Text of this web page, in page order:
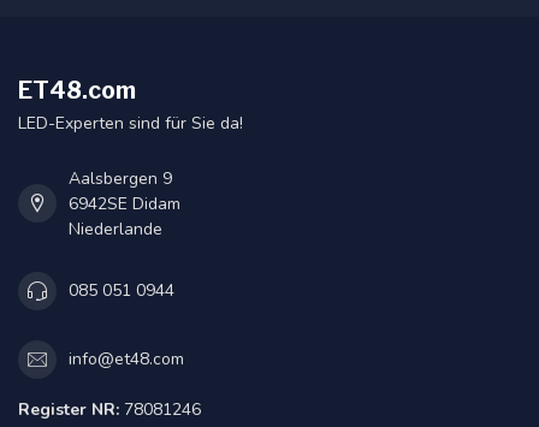
ET48.com
LED-Experten sind für Sie da!
Aalsbergen 9
6942SE Didam
Niederlande
085 051 0944
info@et48.com
Register NR: 78081246